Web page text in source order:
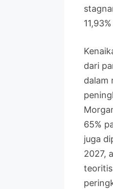
dari
dalam
65%
juga
2027,